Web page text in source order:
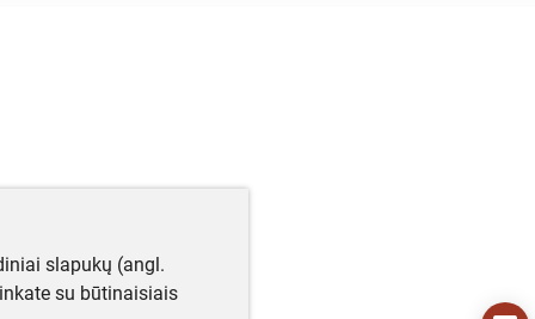
slapukų (angl.
su būtinaisiais